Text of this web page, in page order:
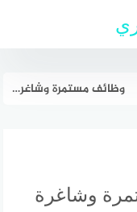
للدفاع المدني بالسعودية عبر منصة جدارات للتوظيف 1446
وشاغرة